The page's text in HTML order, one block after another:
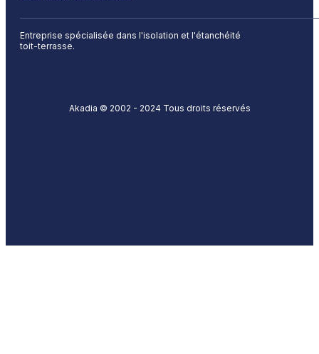
Entreprise spécialisée dans l'isolation et l'étanchéité
toit-terrasse.
Akadia © 2002 - 2024 Tous droits réservés